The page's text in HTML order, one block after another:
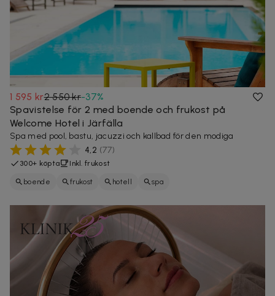
1 595 kr2 550 kr-37%
Spavistelse för 2 med boende och frukost på
Welcome Hotel i Järfälla
Spa med pool, bastu, jacuzzi och kallbad för den modiga
4,2 (77)
300+ köpta Inkl. frukost
boende frukost hotell spa